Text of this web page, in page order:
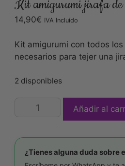
Kit amigurumi jirafa
14,90€ IVA Incluído
Kit amigurumi con todos
necesarios para tejer una
2 disponibles
Añadir al
¿Tienes alguna duda sobre